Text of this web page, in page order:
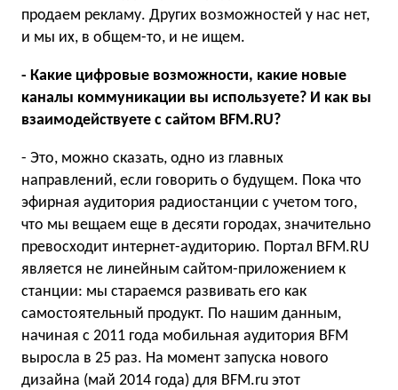
продаем рекламу. Других возможностей у нас нет,
и мы их, в общем-то, и не ищем.
- Какие цифровые возможности, какие новые
каналы коммуникации вы используете? И как вы
взаимодействуете с сайтом BFM.RU?
- Это, можно сказать, одно из главных
направлений, если говорить о будущем. Пока что
эфирная аудитория радиостанции с учетом того,
что мы вещаем еще в десяти городах, значительно
превосходит интернет-аудиторию. Портал BFM.RU
является не линейным сайтом-приложением к
станции: мы стараемся развивать его как
самостоятельный продукт. По нашим данным,
начиная с 2011 года мобильная аудитория BFM
выросла в 25 раз. На момент запуска нового
дизайна (май 2014 года) для BFM.ru этот